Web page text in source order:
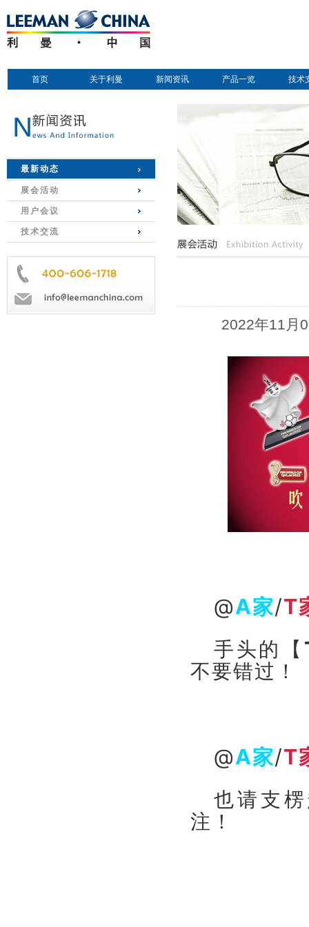
首页 关于利曼 新闻资讯 产品一览 技术
最新动态
展会活动
用户会议
技术交流
2022年11月
@A家/T
手头的【
不要错过 ！
@A家/T
也请支
注！